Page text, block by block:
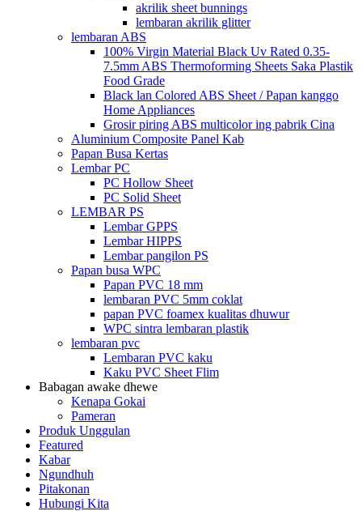
akrilik sheet bunnings
lembaran akrilik glitter
lembaran ABS
100% Virgin Material Black Uv Rated 0.35-
7.5mm ABS Thermoforming Sheets Saka Plastik
Food Grade
Black lan Colored ABS Sheet / Papan kanggo
Home Appliances
Grosir piring ABS multicolor ing pabrik Cina
Aluminium Composite Panel Kab
Papan Busa Kertas
Lembar PC
PC Hollow Sheet
PC Solid Sheet
LEMBAR PS
Lembar GPPS
Lembar HIPPS
Lembar pangilon PS
Papan busa WPC
Papan PVC 18 mm
lembaran PVC 5mm coklat
papan PVC foamex kualitas dhuwur
WPC sintra lembaran plastik
lembaran pvc
Lembaran PVC kaku
Kaku PVC Sheet Flim
Babagan awake dhewe
Kenapa Gokai
Pameran
Produk Unggulan
Featured
Kabar
Ngundhuh
Pitakonan
Hubungi Kita